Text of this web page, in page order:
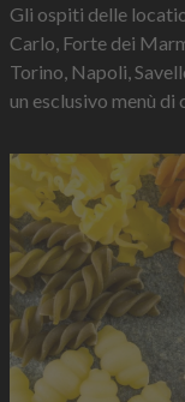
Gli ospiti delle
Carlo, Forte dei
Torino, Napoli,
un esclusivo menù di